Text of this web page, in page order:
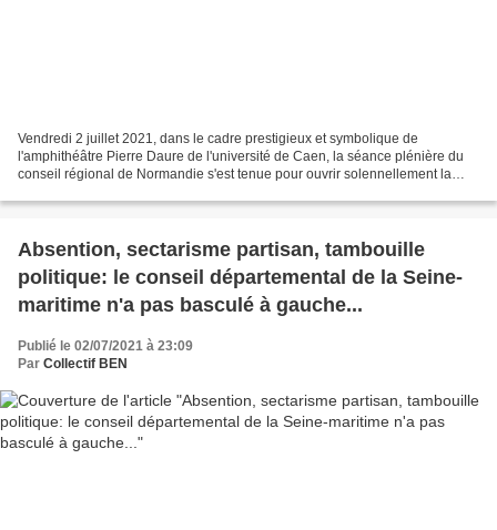
Vendredi 2 juillet 2021, dans le cadre prestigieux et symbolique de
l'amphithéâtre Pierre Daure de l'université de Caen, la séance plénière du
conseil régional de Normandie s'est tenue pour ouvrir solennellement la
Absention, sectarisme partisan, tambouille
politique: le conseil départemental de la Seine-
maritime n'a pas basculé à gauche...
Publié le 02/07/2021 à 23:09
Par Collectif BEN